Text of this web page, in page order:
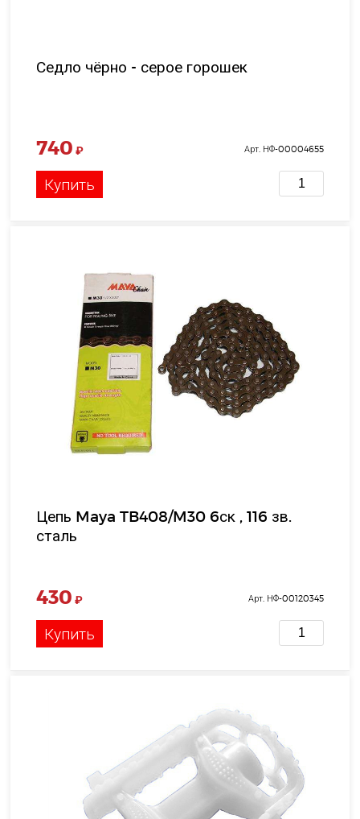
Седло чёрно - серое горошек
740 ₽ Арт. НФ-00004655
Купить
Цепь Maya TB408/M30 6ск , 116 зв.
сталь
430 ₽ Арт. НФ-00120345
Купить